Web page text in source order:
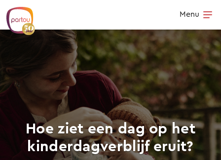
Skip to content
Menu
Hoe ziet een dag op het
kinderdagverblijf eruit?